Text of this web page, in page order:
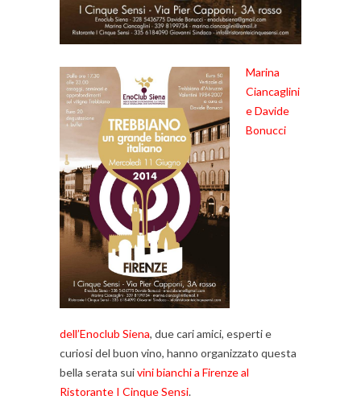
Marina
Ciancaglini
e Davide
Bonucci
dell’Enoclub Siena, due cari amici, esperti e
curiosi del buon vino, hanno organizzato questa
bella serata suivini bianchi a Firenze al
Ristorante I Cinque Sensi.